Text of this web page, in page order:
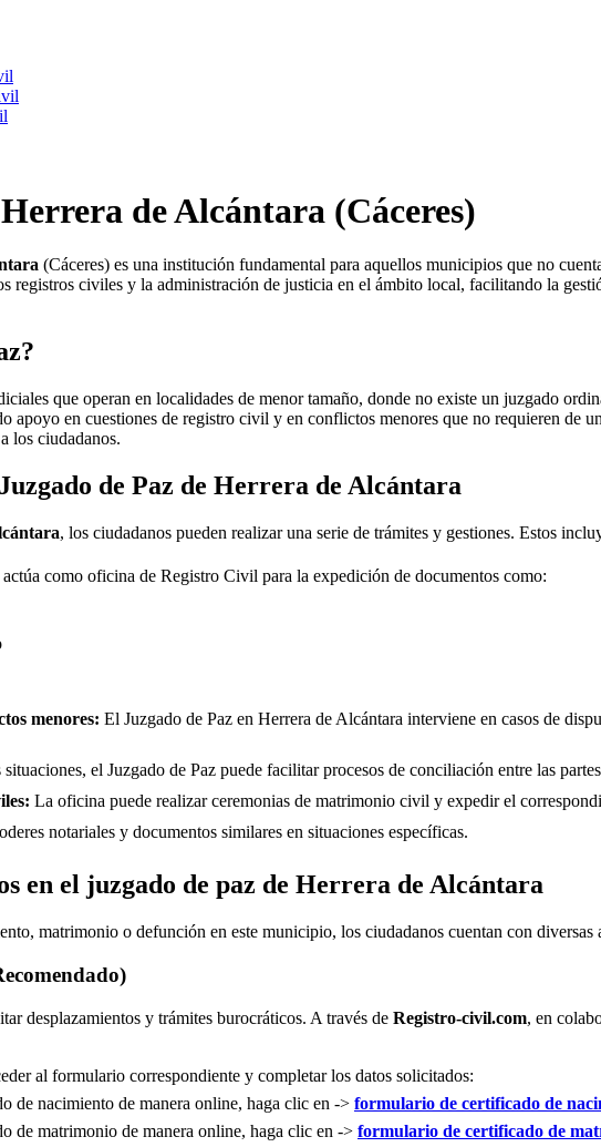
Herrera de Alcántara (Cáceres)
(Cáceres) es una institución fundamental para aquellos municipios que no
registros civiles y la administración de justicia en el ámbito local, facilitando la
que operan en localidades de menor tamaño, donde no existe un juzgado
apoyo en cuestiones de registro civil y en conflictos menores que no requieren de
los ciudadanos.
de Paz de Herrera de Alcántara
, los ciudadanos pueden realizar una serie de trámites y gestiones. Estos
como oficina de Registro Civil para la expedición de documentos como:
menores: El Juzgado de Paz en Herrera de Alcántara interviene en casos de
situaciones, el Juzgado de Paz puede facilitar procesos de conciliación entre las
La oficina puede realizar ceremonias de matrimonio civil y expedir el
notariales y documentos similares en situaciones específicas.
en el juzgado de paz de Herrera de Alcántara
matrimonio o defunción en este municipio, los ciudadanos cuentan con diversas
desplazamientos y trámites burocráticos. A través de Registro-civil.com, en
al formulario correspondiente y completar los datos solicitados:
de nacimiento de manera online, haga clic en -> formulario de certificado de
de matrimonio de manera online, haga clic en -> formulario de certificado de